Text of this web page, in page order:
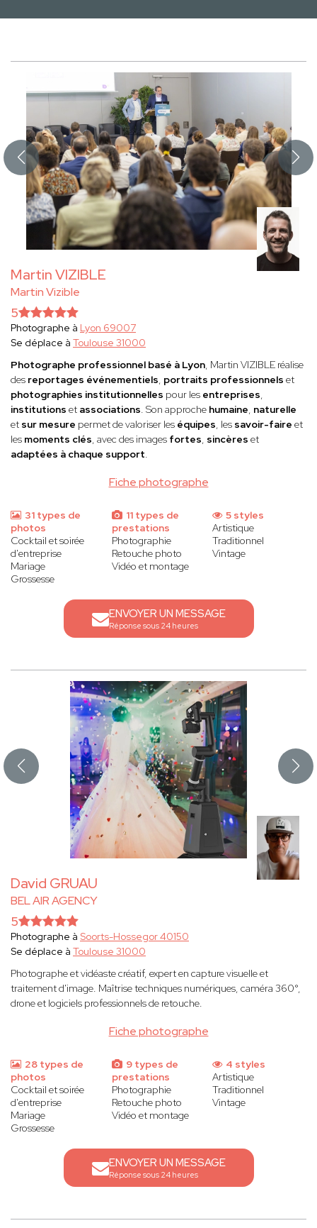
Martin VIZIBLE
Martin Vizible
Fiche photographe
5
Photographe à Lyon 69007
Se déplace à Toulouse 31000
Photographe professionnel basé à Lyon, Martin VIZIBLE réalise
des reportages événementiels, portraits professionnels et
photographies institutionnelles pour les entreprises,
institutions et associations. Son approche humaine, naturelle
et sur mesure permet de valoriser les équipes, les savoir-faire et
les moments clés, avec des images fortes, sincères et
adaptées à chaque support.
31 types de
photos
Cocktail et soirée
d'entreprise
Mariage
Grossesse
11 types de
prestations
Photographie
Retouche photo
Vidéo et montage
5 styles
Artistique
Traditionnel
Vintage
ENVOYER UN MESSAGE
Réponse sous 24 heures
David GRUAU
BEL AIR AGENCY
Fiche photographe
5
Photographe à Soorts-Hossegor 40150
Se déplace à Toulouse 31000
Photographe et vidéaste créatif, expert en capture visuelle et
traitement d'image. Maîtrise techniques numériques, caméra 360°,
drone et logiciels professionnels de retouche.
28 types de
photos
Cocktail et soirée
d'entreprise
Mariage
Grossesse
9 types de
prestations
Photographie
Retouche photo
Vidéo et montage
4 styles
Artistique
Traditionnel
Vintage
ENVOYER UN MESSAGE
Réponse sous 24 heures